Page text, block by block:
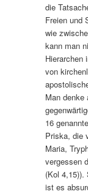
die
Freien und
wie
kann man
Hierarchen
von
Man denke
16
Priska, die
Maria,
vergessen
(Kol 4,15)).
ist es